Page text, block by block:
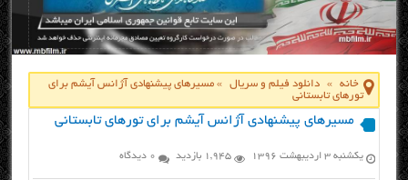
خانه » دانلود فیلم و سریال »مسیرهای پیشنهادی آژانس آیشم برای
تورهای تابستانی
مسیرهای پیشنهادی آژانس آیشم برای تورهای تابستانی
یکشنبه ۳ اردیبهشت ۱۳۹۶ 1,945 بازدید 0 دیدگاه